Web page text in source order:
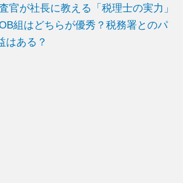
官が社長に教える「税理士の実力」
組はどちらが優秀？税務署とのパ
はある？